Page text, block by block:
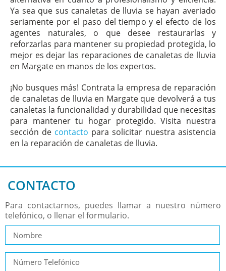
Ya sea que sus canaletas de lluvia se hayan averiado
seriamente por el paso del tiempo y el efecto de los
agentes naturales, o que desee restaurarlas y
reforzarlas para mantener su propiedad protegida, lo
mejor es dejar las reparaciones de canaletas de lluvia
en Margate en manos de los expertos.
¡No busques más! Contrata la empresa de reparación
de canaletas de lluvia en Margate que devolverá a tus
canaletas la funcionalidad y durabilidad que necesitas
para mantener tu hogar protegido. Visita nuestra
sección de contacto para solicitar nuestra asistencia
en la reparación de canaletas de lluvia.
CONTACTO
Para contactarnos, puedes llamar a nuestro número
telefónico, o llenar el formulario.